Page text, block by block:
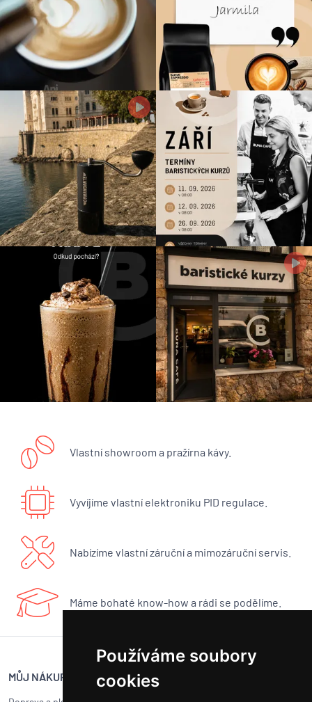
Používáme soubory
cookies
Vlastní showroom a pražírna kávy.
Vyvíjíme vlastní elektroniku PID regulace.
Nabízíme vlastní záruční a mimozáruční servis.
Máme bohaté know-how a rádi se podělíme.
MŮJ NÁKUP